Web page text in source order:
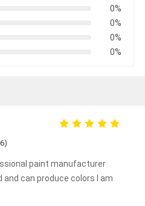
0%
0%
0%
0%
paint manufacturer
and can produce colors I am